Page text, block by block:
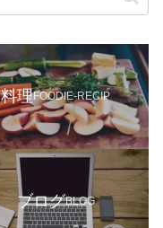
料理FOODIE-RECIP
ブログBLOG